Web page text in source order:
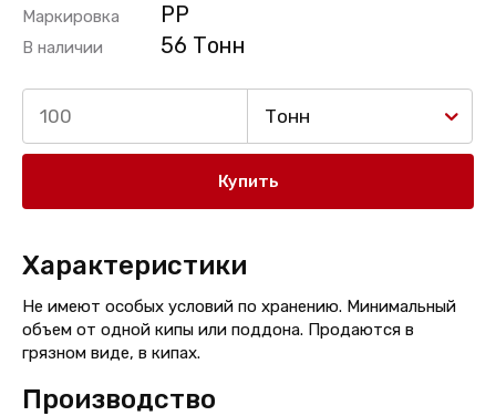
Маркировка PP
В наличии 56 Тонн
Тонн
Купить
Характеристики
Не имеют особых условий по хранению. Минимальный
объем от одной кипы или поддона. Продаются в
грязном виде, в кипах.
Производство